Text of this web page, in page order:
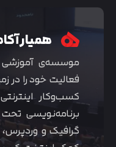
همیار
فعالیت خود را در
کسب‌و‌کار
برنامه‌نویسی
گرافیک و
متوجه